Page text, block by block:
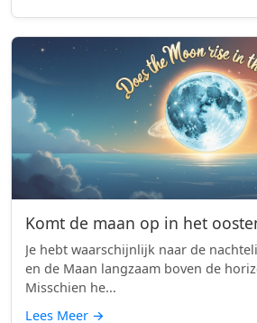
Komt de maan op in het
Je hebt waarschijnlijk naar de
en de Maan langzaam boven de
Misschien he...
Lees Meer →